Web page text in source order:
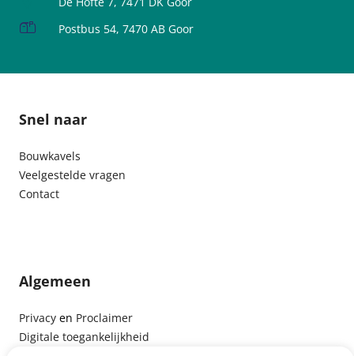
Postbus 54, 7470 AB Goor
Snel naar
Bouwkavels
Veelgestelde vragen
Contact
Algemeen
Privacy en Proclaimer
Digitale toegankelijkheid